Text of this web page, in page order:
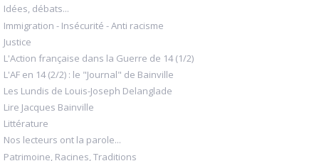
Idées, débats...
Immigration - Insécurité - Anti racisme
Justice
L'Action française dans la Guerre de 14 (1/2)
L'AF en 14 (2/2) : le "Journal" de Bainville
Les Lundis de Louis-Joseph Delanglade
Lire Jacques Bainville
Littérature
Nos lecteurs ont la parole...
Patrimoine, Racines, Traditions